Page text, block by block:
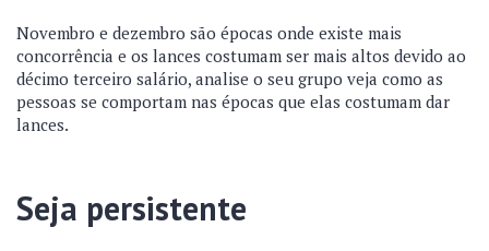
Novembro e dezembro são épocas onde existe mais
concorrência e os lances costumam ser mais altos devido ao
décimo terceiro salário, analise o seu grupo veja como as
pessoas se comportam nas épocas que elas costumam dar
lances.
Seja persistente